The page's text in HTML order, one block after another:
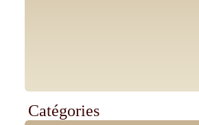
Catégories